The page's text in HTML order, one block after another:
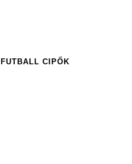
FUTBALL CIPŐK